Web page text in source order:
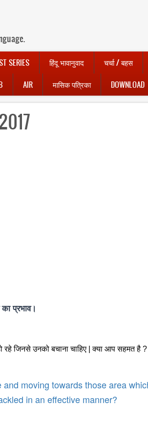
SERIES हिंदू भावानुवाद चर्चा / बहस
AIR मासिक पत्रिका DOWNLOAD
का प्रभाव।
जिनसे उनको बचाना चाहिए | क्या आप सहमत है
moving towards those area
in an effective manner?